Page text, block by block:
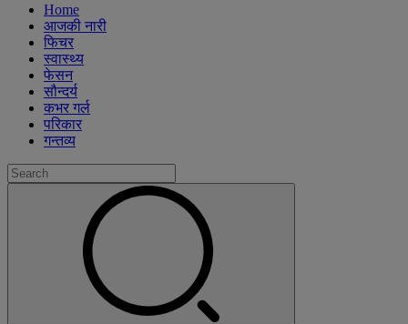
Home
आजकी नारी
फिचर
स्वास्थ्य
फेसन
सौन्दर्य
कभर गर्ल
परिकार
गन्तव्य